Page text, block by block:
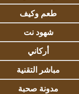
طعم وكيف
شهود نت
أركاني
مباشر التقنية
مدونة صحبة